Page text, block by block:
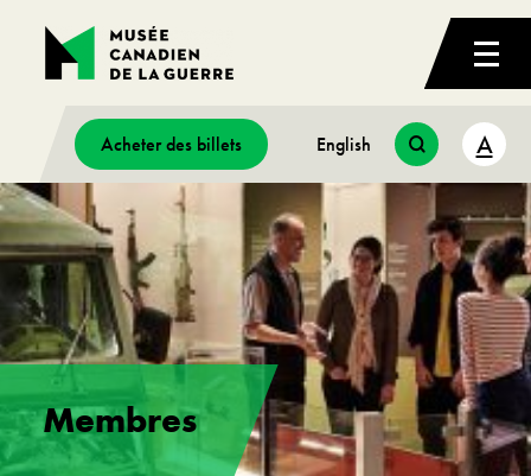
Acheter des billets English A
Membres